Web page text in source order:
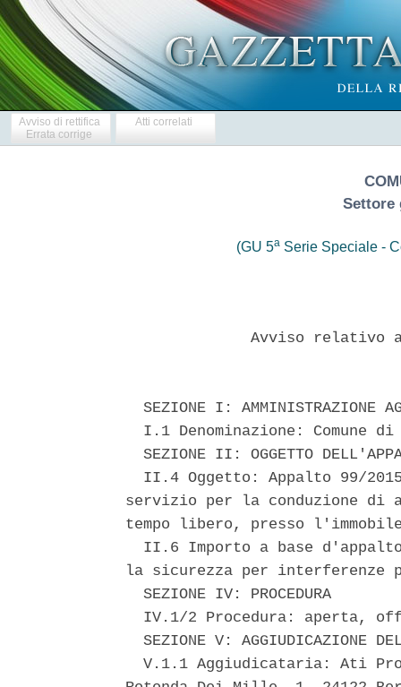
Avviso di rettifica
Errata corrige
Atti correlati
Settore
(GU 5aSerie Speciale -
Avviso relativo
SEZIONE I: AMMINISTRAZIONE
I.1 Denominazione: Comune
SEZIONE II: OGGETTO
II.4 Oggetto: Appalto 99/
servizio per la conduzione
tempo libero, presso
II.6 Importo a base
la sicurezza per interferenze
  SEZIONE IV: PROCEDURA
IV.1/2 Procedura: aperta,
SEZIONE V: AGGIUDICAZIONE
V.1.1 Aggiudicataria: Ati